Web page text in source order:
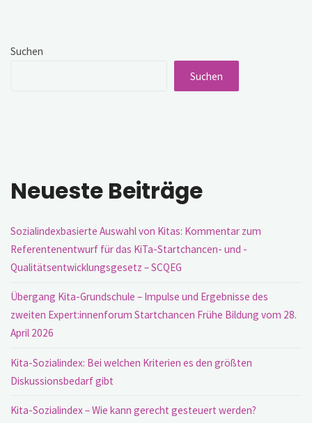
Suchen
Suchen
Neueste Beiträge
Sozialindexbasierte Auswahl von Kitas: Kommentar zum
Referentenentwurf für das KiTa-Startchancen- und -
Qualitätsentwicklungsgesetz – SCQEG
Übergang Kita-Grundschule – Impulse und Ergebnisse des
zweiten Expert:innenforum Startchancen Frühe Bildung vom 28.
April 2026
Kita-Sozialindex: Bei welchen Kriterien es den größten
Diskussionsbedarf gibt
Kita-Sozialindex – Wie kann gerecht gesteuert werden?